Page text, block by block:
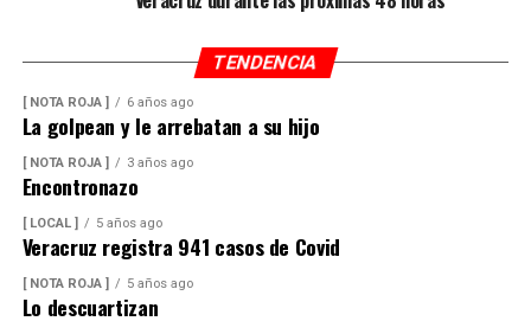
TENDENCIA
[ NOTA ROJA ] 6 años ago
La golpean y le arrebatan a su hijo
[ NOTA ROJA ] 3 años ago
Encontronazo
[ LOCAL ] 5 años ago
Veracruz registra 941 casos de Covid
[ NOTA ROJA ] 5 años ago
Lo descuartizan